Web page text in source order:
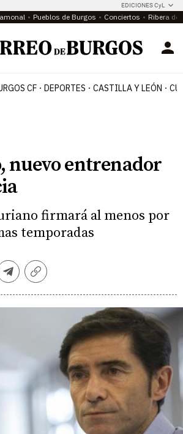
EDICIONES CyL
Pueblos de Burgos Conciertos Ribera del
CF DEPORTES CASTILLA Y LEÓN
nuevo entrenador
firmará al menos por
temporadas
TelegramCopiar